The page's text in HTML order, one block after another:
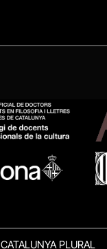
CATALUNYA PLURAL